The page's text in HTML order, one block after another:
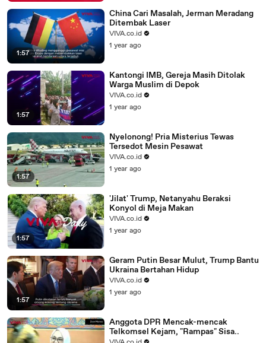
1:57
China Cari Masalah, Jerman Meradang
Ditembak Laser
VIVA.co.id
1 year ago
1:57
Kantongi IMB, Gereja Masih Ditolak
Warga Muslim di Depok
VIVA.co.id
1 year ago
1:57
Nyelonong! Pria Misterius Tewas
Tersedot Mesin Pesawat
VIVA.co.id
1 year ago
1:57
'Jilat' Trump, Netanyahu Beraksi
Konyol di Meja Makan
VIVA.co.id
1 year ago
1:57
Geram Putin Besar Mulut, Trump Bantu
Ukraina Bertahan Hidup
VIVA.co.id
1 year ago
Anggota DPR Mencak-mencak
Telkomsel Kejam, "Rampas" Sisa..